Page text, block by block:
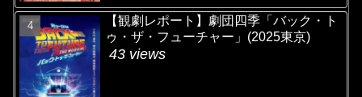
【観劇レポート】劇団四季「バック・ト
ゥ・ザ・フューチャー」(2025東京)
43 views